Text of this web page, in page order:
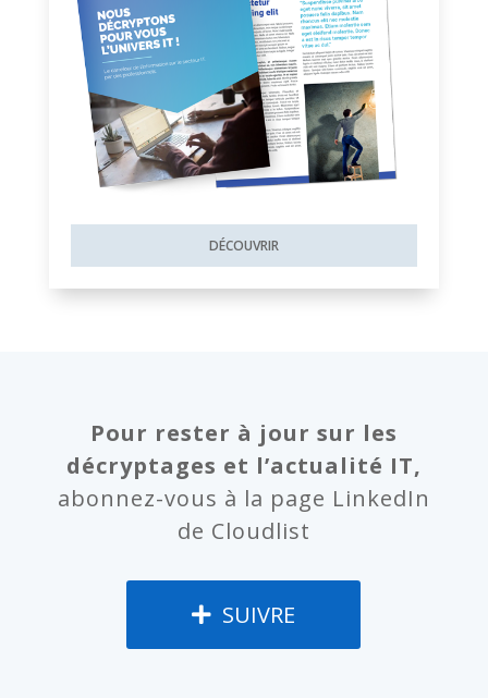
DÉCOUVRIR
Pour rester à jour sur les
décryptages et l’actualité IT,
abonnez-vous à la page LinkedIn
de Cloudlist
SUIVRE